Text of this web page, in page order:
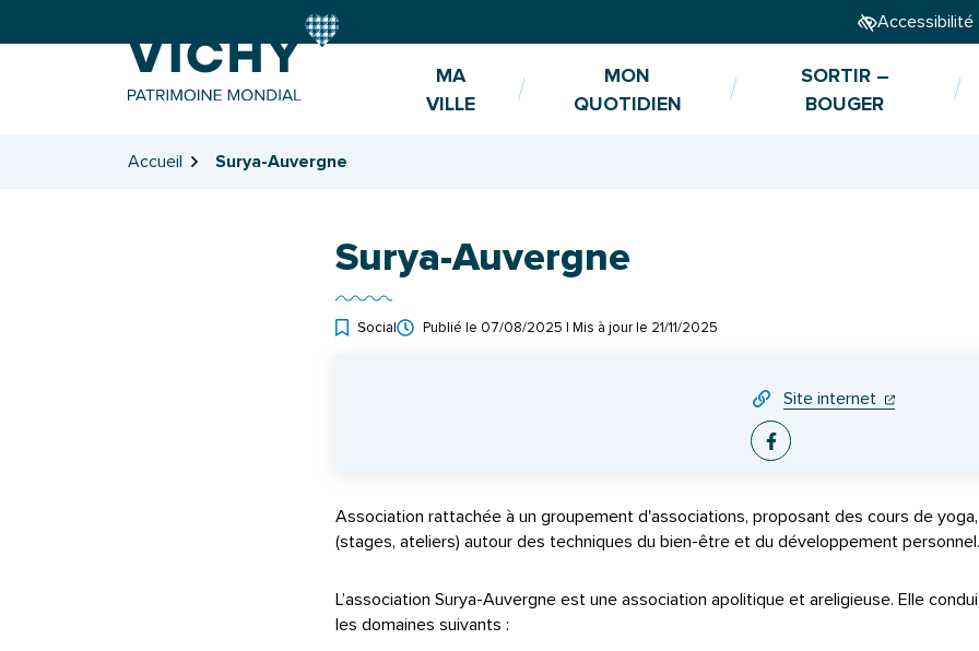
Accessibilité
MA
VILLE
MON
QUOTIDIEN
SORTIR –
BOUGER
Accueil Surya-Auvergne
Surya-Auvergne
Social Publié le 07/08/2025 | Mis à jour le 21/11/2025
Site internet (ouverture
(ouverture
Facebook
Association rattachée à un groupement d'associations, proposant des cours de
(stages, ateliers) autour des techniques du bien-être et du développement personnel.
L’association Surya-Auvergne est une association apolitique et areligieuse. Elle
les domaines suivants :